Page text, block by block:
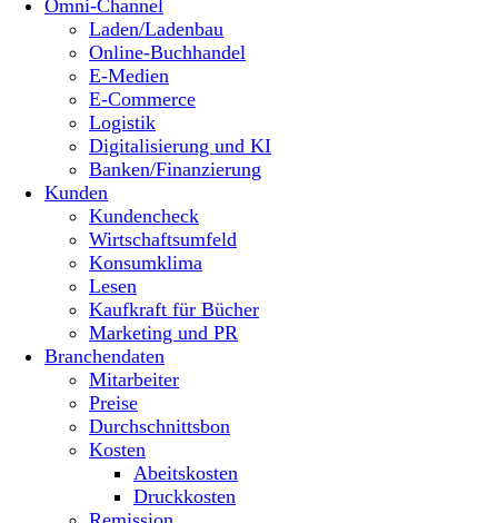
Omni-Channel
Laden/Ladenbau
Online-Buchhandel
E-Medien
E-Commerce
Logistik
Digitalisierung und KI
Banken/Finanzierung
Kunden
Kundencheck
Wirtschaftsumfeld
Konsumklima
Lesen
Kaufkraft für Bücher
Marketing und PR
Branchendaten
Mitarbeiter
Preise
Durchschnittsbon
Kosten
Abeitskosten
Druckkosten